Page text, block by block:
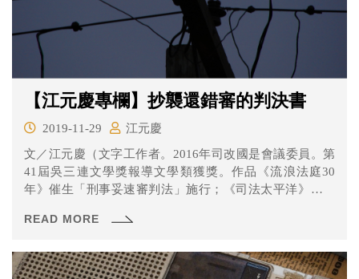
【江元慶專欄】抄襲還錯審的判決書
2019-11-29
江元慶
文／江元慶（文字工作者。2016年司改國是會議委員。第
41屆吳三連文學獎報導文學類獲獎。作品《流浪法庭30
年》催生「刑事妥速審判法」施行；《司法太平洋》催生
READ MORE